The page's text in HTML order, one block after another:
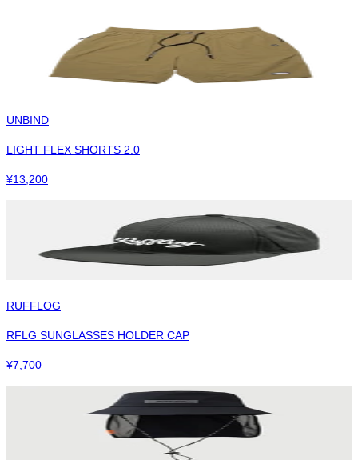
UNBIND
LIGHT FLEX SHORTS 2.0
¥13,200
RUFFLOG
RFLG SUNGLASSES HOLDER CAP
¥7,700